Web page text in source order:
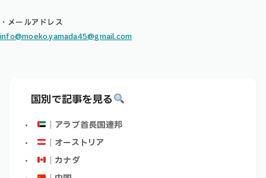
・メールアドレス
info@moeko.yamada45@gmail.com
国別で記事を見る
｜アラブ首長国連邦
｜オーストリア
｜カナダ